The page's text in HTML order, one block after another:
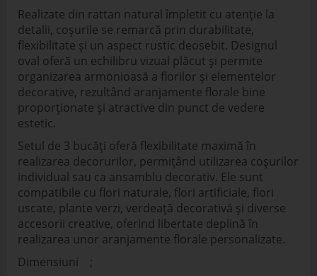
Realizate din rattan natural împletit cu atenție la
detalii, coșurile se remarcă prin durabilitate,
flexibilitate și un aspect rustic deosebit. Designul
oval oferă un echilibru vizual plăcut și permite
organizarea armonioasă a florilor și elementelor
decorative, rezultând aranjamente florale bine
proporționate și atractive din punct de vedere
estetic.
Setul de 3 bucăți oferă flexibilitate maximă în
realizarea decorurilor, permițând utilizarea coșurilor
individual sau ca ansamblu decorativ. Ele sunt
compatibile cu flori naturale, flori artificiale, flori
uscate, plante verzi, verdeață decorativă și diverse
accesorii creative, oferind libertate deplină în
realizarea unor aranjamente florale personalizate.
Dimensiuni ;